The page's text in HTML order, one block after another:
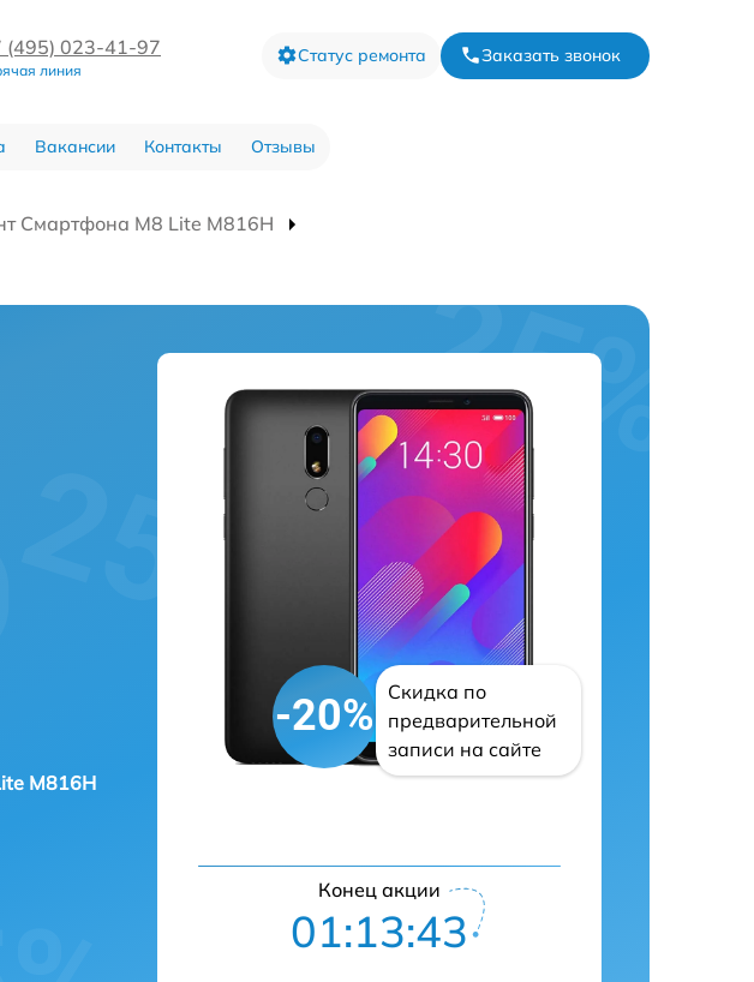
(495) 023-41-97
линия
Статус ремонта Заказать звонок
Вакансии Контакты Отзывы
Смартфона M8 Lite M816H
M816H
-20%
Скидка по
предварительной
записи на сайте
Конец акции
01:13:42